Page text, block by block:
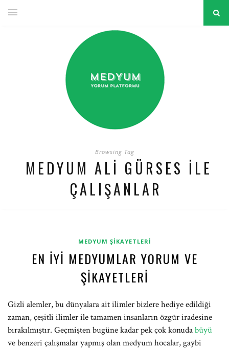
Browsing Tag
MEDYUM ALI GÜRSES ILE
ÇALIŞANLAR
MEDYUM ŞIKAYETLERI
EN İYI MEDYUMLAR YORUM VE
ŞIKAYETLERI
Gizli alemler, bu dünyalara ait ilimler bizlere hediye edildiği
zaman, çeşitli ilimler ile tamamen insanların özgür iradesine
bırakılmıştır. Geçmişten bugüne kadar pek çok konudabüyü
ve benzeri çalışmalar yapmış olan medyum hocalar, gaybi